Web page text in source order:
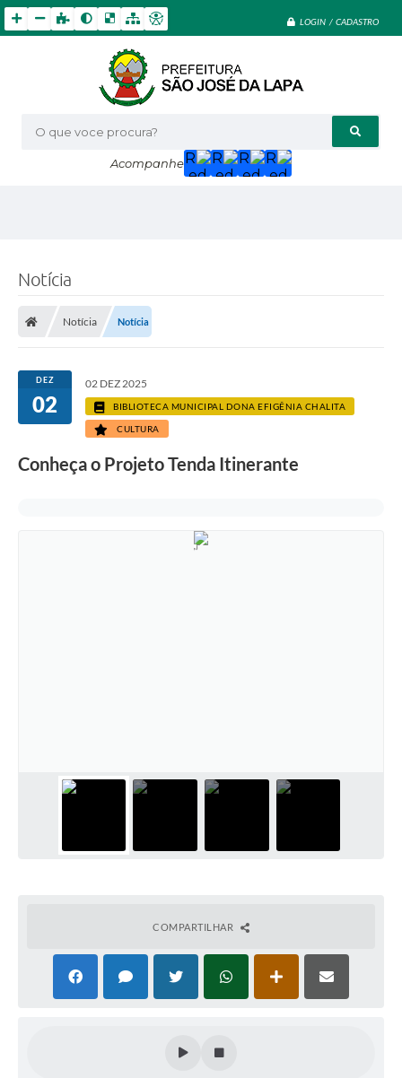
LOGIN / CADASTRO
O que voce procura?
Acompanhe
Notícia
Notícia Notícia
DEZ
02
02 DEZ 2025
BIBLIOTECA MUNICIPAL DONA EFIGÊNIA CHALITA
CULTURA
Conheça o Projeto Tenda Itinerante
COMPARTILHAR